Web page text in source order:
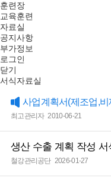
훈련장
교육훈련
자료실
공지사항
부가정보
로그인
닫기
서식자료실
사업계획서(제조업,
최고관리자 2010-06-21
생산 수출 계획 작성 서
철강관리공단 2026-01-27